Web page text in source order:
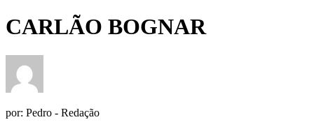
CARLÃO BOGNAR
por: Pedro - Redação